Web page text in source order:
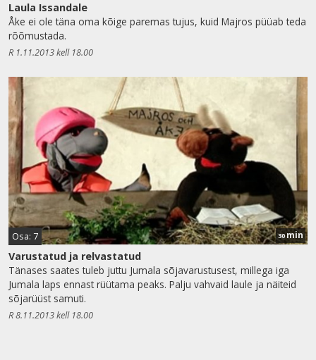
Laula Issandale
Åke ei ole täna oma kõige paremas tujus, kuid Majros püüab teda
rõõmustada.
R 1.11.2013 kell 18.00
Osa: 7 30min
Varustatud ja relvastatud
Tänases saates tuleb juttu Jumala sõjavarustusest, millega iga
Jumala laps ennast rüütama peaks. Palju vahvaid laule ja näiteid
sõjarüüst samuti.
R 8.11.2013 kell 18.00